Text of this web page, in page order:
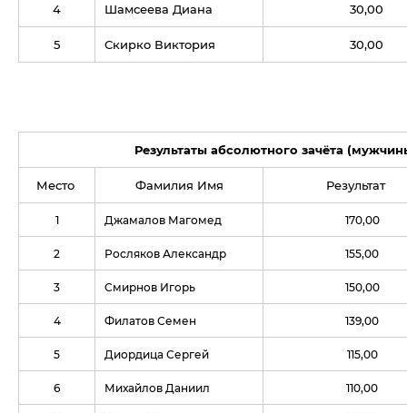
4 Шамсеева Диана 30,00
5 Скирко Виктория 30,00
Результаты абсолютного зачёта
Место Фамилия Имя Результат
1 Джамалов Магомед 170,00
2 Росляков Александр 155,00
3 Смирнов Игорь 150,00
4 Филатов Семен 139,00
5 Диордица Сергей 115,00
6 Михайлов Даниил 110,00